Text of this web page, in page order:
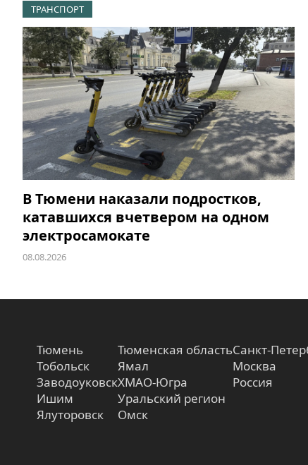
ТРАНСПОРТ
В Тюмени наказали подростков,
катавшихся вчетвером на одном
электросамокате
08.08.2026
Тюмень
Тобольск
Заводоуковск
Ишим
Ялуторовск
Тюменская область
Ямал
ХМАО-Югра
Уральский регион
Омск
Санкт-
Москва
Россия